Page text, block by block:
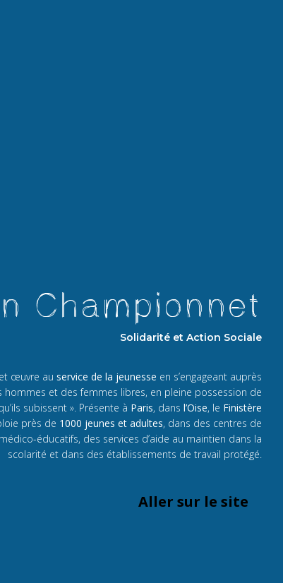
Championnet
Solidarité et Action Sociale
œuvre au service de la jeunesse en s’engageant auprès
hommes et des femmes libres, en pleine possession de
subissent ». Présente à Paris, dans l’Oise, le Finistère
près de 1000 jeunes et adultes, dans des centres de
éducatifs, des services d’aide au maintien dans la
scolarité et dans des établissements de travail protégé.
Aller sur le site